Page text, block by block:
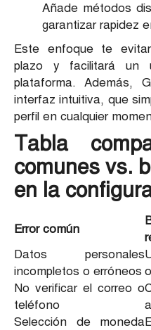
Añade métodos
garantizar rapidez
Este enfoque te
plazo y facilitará un
plataforma. Además,
interfaz intuitiva, que
perfil en cualquier
Tabla
comunes vs.
en la
Error común
Datos personales
incompletos o erróneos
No verificar el correo o
teléfono
Selección de moneda